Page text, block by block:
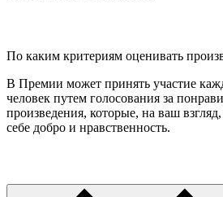
По каким критериям оценивать
В Премии может принять участие
человек путем голосования за
произведения, которые, на ваш взгляд,
себе добро и нравственность.